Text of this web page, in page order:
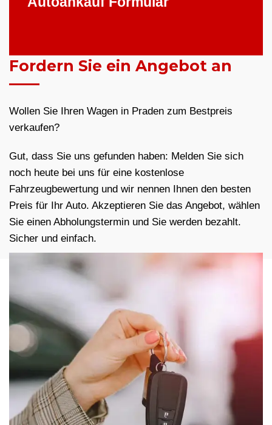
Fordern Sie ein Angebot an
Wollen Sie Ihren Wagen in Praden zum Bestpreis
verkaufen?
Gut, dass Sie uns gefunden haben: Melden Sie sich
noch heute bei uns für eine kostenlose
Fahrzeugbewertung und wir nennen Ihnen den besten
Preis für Ihr Auto. Akzeptieren Sie das Angebot, wählen
Sie einen Abholungstermin und Sie werden bezahlt.
Sicher und einfach.